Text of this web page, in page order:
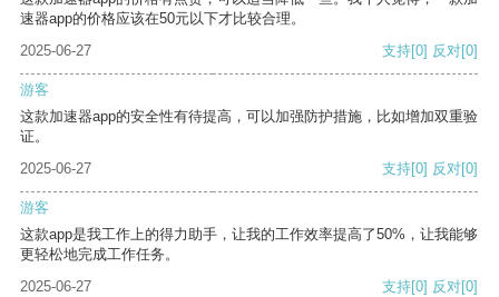
速器app的价格应该在50元以下才比较合理。
2025-06-27
支持[0] 反对[0]
游客
这款加速器app的安全性有待提高，可以加强防护措施，比如增加双重验
证。
2025-06-27
支持[0] 反对[0]
游客
这款app是我工作上的得力助手，让我的工作效率提高了50%，让我能够
更轻松地完成工作任务。
2025-06-27
支持[0] 反对[0]